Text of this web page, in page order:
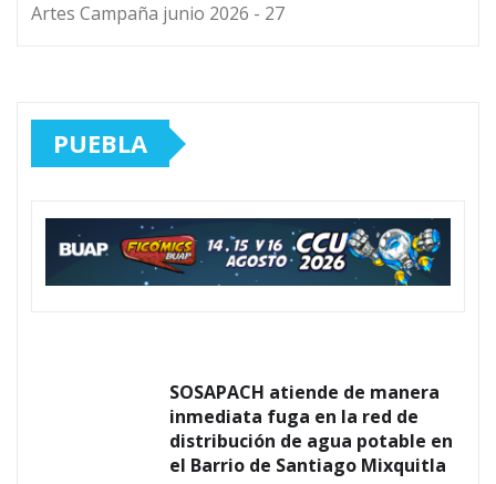
Artes Campaña junio 2026 - 27
PUEBLA
SOSAPACH atiende de manera
inmediata fuga en la red de
distribución de agua potable en
el Barrio de Santiago Mixquitla